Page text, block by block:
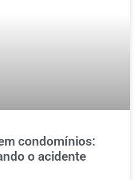
condomínios:
o acidente